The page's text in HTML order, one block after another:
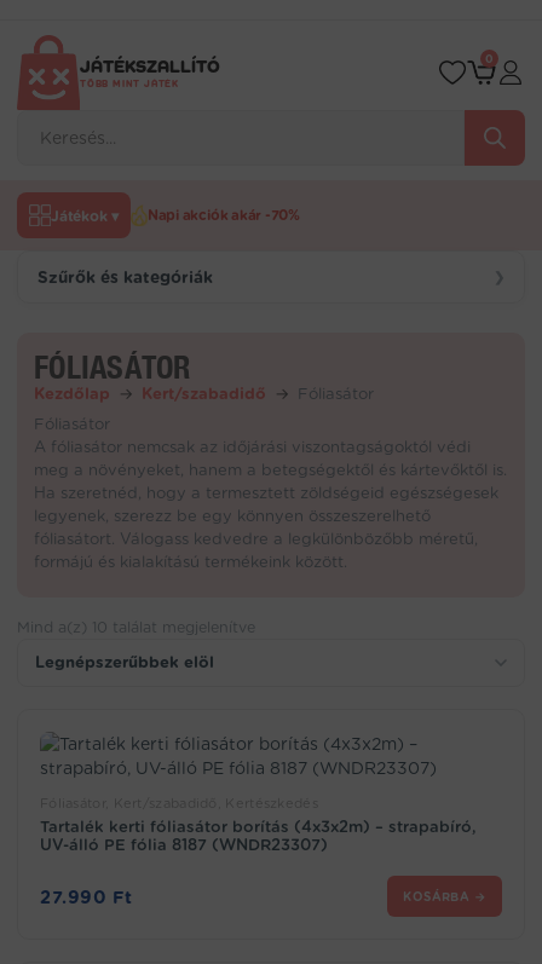
tartalomraJÁTÉKSZALLÍTÓ
TÖBB MINT JÁTÉK
search
0
Játékok ▾ Napi akciók akár -70%
Szűrők és kategóriák ❯
FÓLIASÁTOR
Kezdőlap → Kert/szabadidő → Fóliasátor
Fóliasátor
A fóliasátor nemcsak az időjárási viszontagságoktól védi
meg a növényeket, hanem a betegségektől és kártevőktől is.
Ha szeretnéd, hogy a termesztett zöldségeid egészségesek
legyenek, szerezz be egy könnyen összeszerelhető
fóliasátort. Válogass kedvedre a legkülönbözőbb méretű,
formájú és kialakítású termékeink között.
Mind a(z) 10 találat megjelenítve
Tartalék kerti fóliasátor borítás (4x3x2m) – strapabíró,
UV-álló PE fólia 8187 (WNDR23307)
27.990 Ft KOSÁRBA →